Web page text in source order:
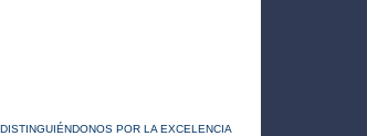
POR LA EXCELENCIA